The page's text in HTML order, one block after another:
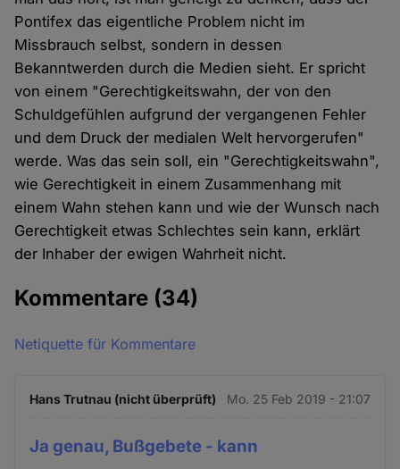
Pontifex das eigentliche Problem nicht im
Missbrauch selbst, sondern in dessen
Bekanntwerden durch die Medien sieht. Er spricht
von einem "Gerechtigkeitswahn, der von den
Schuldgefühlen aufgrund der vergangenen Fehler
und dem Druck der medialen Welt hervorgerufen"
werde. Was das sein soll, ein "Gerechtigkeitswahn",
wie Gerechtigkeit in einem Zusammenhang mit
einem Wahn stehen kann und wie der Wunsch nach
Gerechtigkeit etwas Schlechtes sein kann, erklärt
der Inhaber der ewigen Wahrheit nicht.
Kommentare (34)
Netiquette für Kommentare
Hans Trutnau (nicht überprüft) Mo. 25 Feb 2019 - 21:07
Ja genau, Bußgebete - kann